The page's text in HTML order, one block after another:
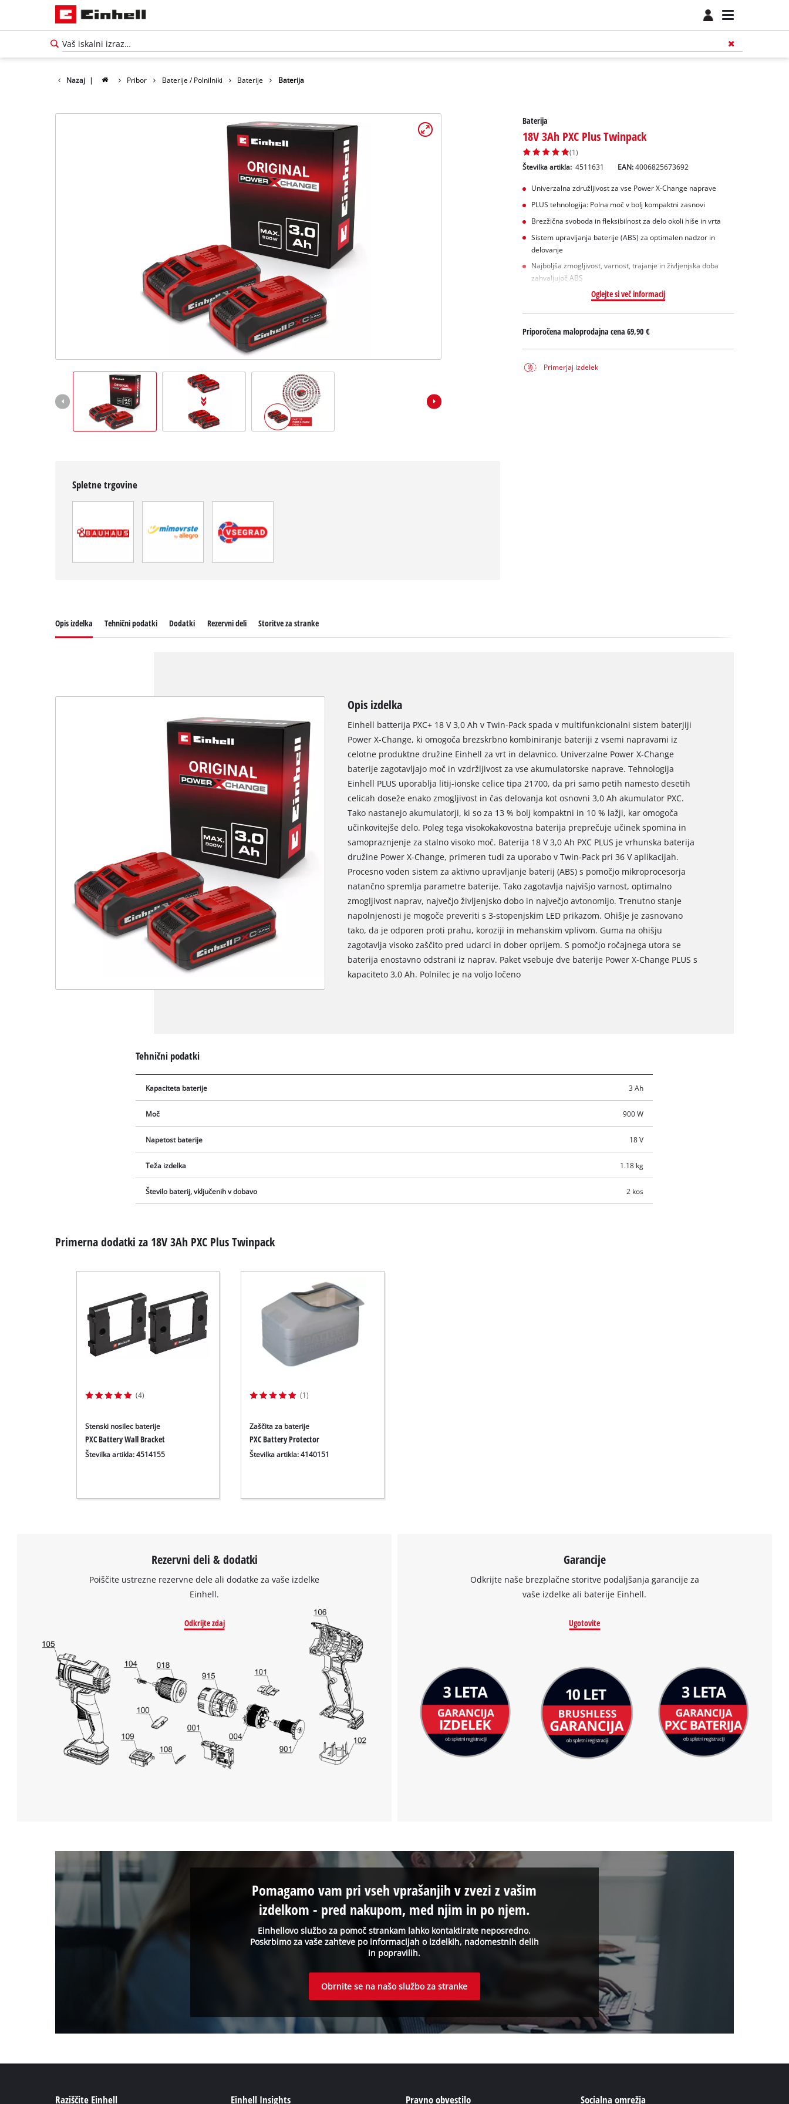
Nazaj | Pribor Baterije / Polnilniki Baterije Baterija
Baterija
18V 3Ah PXC Plus Twinpack
(1)
Številka artikla: 4511631 EAN:4006825673692
Univerzalna združljivost za vse Power X-Change naprave
PLUS tehnologija: Polna moč v bolj kompaktni zasnovi
Brezžična svoboda in fleksibilnost za delo okoli hiše in vrta
Sistem upravljanja baterije (ABS) za optimalen nadzor in
delovanje
Najboljša zmogljivost, varnost, trajanje in življenjska doba
zahvaljujoč ABS
Oglejte si več informacij
Priporočena maloprodajna cena 69,90 €
Primerjaj izdelek
Spletne trgovine
Za nalaganje storitve Google Maps
Powered byUsercentrics Consent
Opis izdelka Tehnični podatki Dodatki Rezervni deli Storitve za stranke
Opis izdelka
Einhell batterija PXC+ 18 V 3,0 Ah v Twin-Pack spada v multifunkcionalni sistem baterjiji
Power X-Change, ki omogoča brezskrbno kombiniranje bateriji z vsemi napravami iz
celotne produktne družine Einhell za vrt in delavnico. Univerzalne Power X-Change
baterije zagotavljajo moč in vzdržljivost za vse akumulatorske naprave. Tehnologija
Einhell PLUS uporablja litij-ionske celice tipa 21700, da pri samo petih namesto desetih
celicah doseže enako zmogljivost in čas delovanja kot osnovni 3,0 Ah akumulator PXC.
Tako nastanejo akumulatorji, ki so za 13 % bolj kompaktni in 10 % lažji, kar omogoča
učinkovitejše delo. Poleg tega visokokakovostna baterija preprečuje učinek spomina in
samopraznjenje za stalno visoko moč. Baterija 18 V 3,0 Ah PXC PLUS je vrhunska baterija
družine Power X-Change, primeren tudi za uporabo v Twin-Pack pri 36 V aplikacijah.
Procesno voden sistem za aktivno upravljanje baterij (ABS) s pomočjo mikroprocesorja
natančno spremlja parametre baterije. Tako zagotavlja najvišjo varnost, optimalno
zmogljivost naprav, največjo življenjsko dobo in največjo avtonomijo. Trenutno stanje
napolnjenosti je mogoče preveriti s 3-stopenjskim LED prikazom. Ohišje je zasnovano
tako, da je odporen proti prahu, koroziji in mehanskim vplivom. Guma na ohišju
zagotavlja visoko zaščito pred udarci in dober oprijem. S pomočjo ročajnega utora se
baterija enostavno odstrani iz naprav. Paket vsebuje dve baterije Power X-Change PLUS s
kapaciteto 3,0 Ah. Polnilec je na voljo ločeno
Tehnični podatki
Kapaciteta baterije 3 Ah
Moč 900 W
Napetost baterije 18 V
Teža izdelka 1.18 kg
Število baterij, vključenih v dobavo 2 kos
Primerna dodatki za 18V 3Ah PXC Plus Twinpack
(4)
Stenski nosilec baterije
PXC Battery Wall Bracket
Številka artikla: 4514155
(1)
Zaščita za baterije
PXC Battery Protector
Številka artikla: 4140151
Rezervni deli & dodatki
Poiščite ustrezne rezervne dele ali dodatke za vaše izdelke
Einhell.
Odkrijte zdaj
Garancije
Odkrijte naše brezplačne storitve podaljšanja garancije za
vaše izdelke ali baterije Einhell.
Ugotovite
Einhellovo službo za pomoč strankam lahko kontaktirate neposredno.
Poskrbimo za vaše zahteve po informacijah o izdelkih, nadomestnih delih
in popravilih.
Pomagamo vam pri vseh vprašanjih v zvezi z vašim
izdelkom - pred nakupom, med njim in po njem.
Obrnite se na našo službo za stranke
Raziščite Einhell Einhell Insights Pravno obvestilo Socialna omrežja